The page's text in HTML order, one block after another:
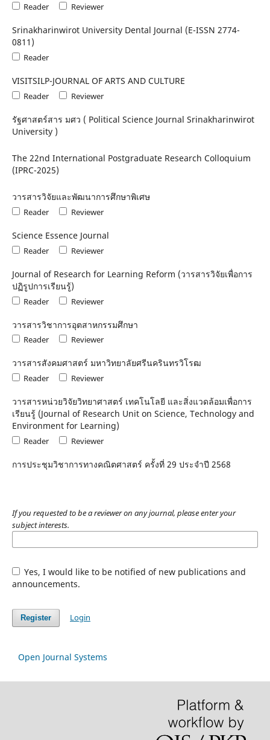
Reader Reviewer
Srinakharinwirot University Dental Journal (E-ISSN 2774-
0811)
Reader
VISITSILP-JOURNAL OF ARTS AND CULTURE
Reader Reviewer
รัฐศาสตร์สาร มศว ( Political Science Journal Srinakharinwirot
University )
The 22nd International Postgraduate Research Colloquium
(IPRC-2025)
วารสารวิจัยและพัฒนาการศึกษาพิเศษ
Reader Reviewer
Science Essence Journal
Reader Reviewer
Journal of Research for Learning Reform (วารสารวิจัยเพื่อการ
ปฏิรูปการเรียนรู้)
Reader Reviewer
วารสารวิชาการอุตสาหกรรมศึกษา
Reader Reviewer
วารสารสังคมศาสตร์ มหาวิทยาลัยศรีนครินทรวิโรฒ
Reader Reviewer
วารสารหน่วยวิจัยวิทยาศาสตร์ เทคโนโลยี และสิ่งแวดล้อมเพื่อการ
เรียนรู้ (Journal of Research Unit on Science, Technology and
Environment for Learning)
Reader Reviewer
การประชุมวิชาการทางคณิตศาสตร์ ครั้งที่ 29 ประจําปี 2568
If you requested to be a reviewer on any journal, please enter your
subject interests.
Yes, I would like to be notified of new publications and
announcements.
Register Login
Open Journal Systems